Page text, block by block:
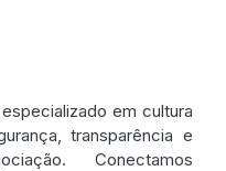
em cultura
transparência e
Conectamos